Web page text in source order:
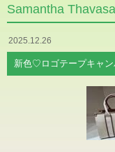
Samantha
2025.12.26
新色♡ロゴテープキャ